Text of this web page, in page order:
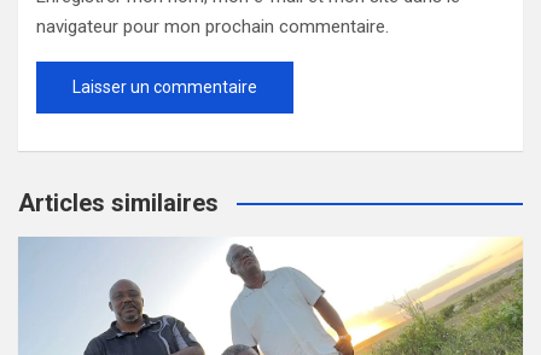
navigateur pour mon prochain commentaire.
Articles similaires